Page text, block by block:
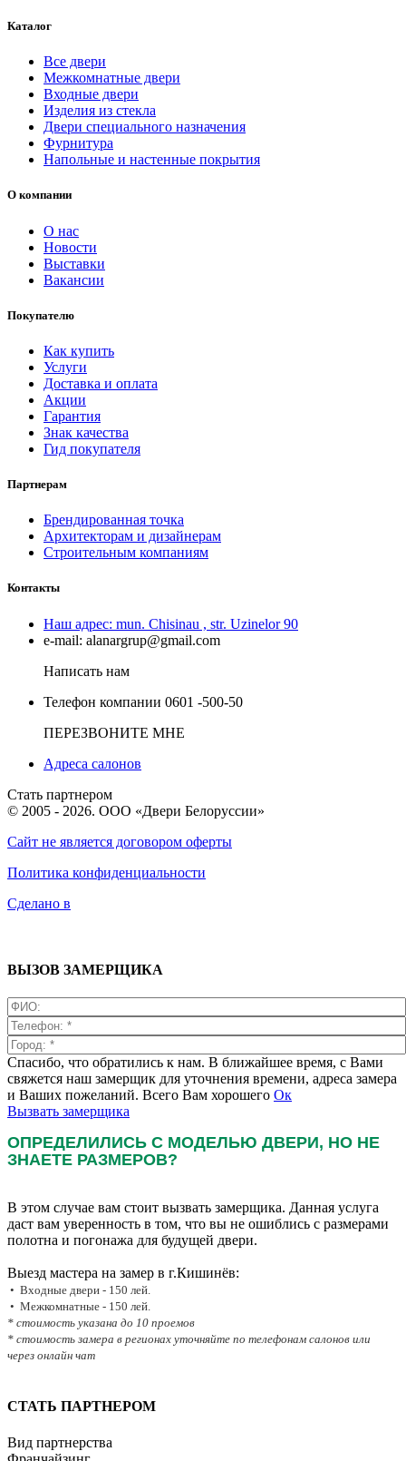
Каталог
Все двери
Межкомнатные двери
Входные двери
Изделия из стекла
Двери специального назначения
Фурнитура
Напольные и настенные покрытия
О компании
О нас
Новости
Выставки
Вакансии
Покупателю
Как купить
Услуги
Доставка и оплата
Акции
Гарантия
Знак качества
Гид покупателя
Партнерам
Брендированная точка
Архитекторам и дизайнерам
Строительным компаниям
Контакты
Наш адрес: mun. Chisinau , str. Uzinelor 90
e-mail: alanargrup@gmail.com
Написать нам
Телефон компании 0601 -500-50
ПЕРЕЗВОНИТЕ МНЕ
Адреса салонов
Стать партнером
© 2005 - 2026. ООО «Двери Белоруссии»
Сайт не является договором оферты
Политика конфиденциальности
Сделано в
ВЫЗОВ ЗАМЕРЩИКА
Спасибо, что обратились к нам. В ближайшее время, с Вами
свяжется наш замерщик для уточнения времени, адреса замера
и Ваших пожеланий. Всего Вам хорошего Ок
Вызвать замерщика
ОПРЕДЕЛИЛИСЬ С МОДЕЛЬЮ ДВЕРИ, НО НЕ
ЗНАЕТЕ РАЗМЕРОВ?
В этом случае вам стоит вызвать замерщика. Данная услуга
даст вам уверенность в том, что вы не ошиблись с размерами
полотна и погонажа для будущей двери.
Выезд мастера на замер в г.Кишинёв:
• Входные двери - 150 лей.
• Межкомнатные - 150 лей.
* стоимость указана до 10 проемов
* стоимость замера в регионах уточняйте по телефонам салонов или
через онлайн чат
СТАТЬ ПАРТНЕРОМ
Вид партнерства